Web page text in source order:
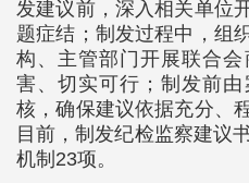
发建议前，深入相关单位
题症结；制发过程中，组
构、主管部门开展联合
害、切实可行；制发前
核，确保建议依据充分、
目前，制发纪检监察建议
机制23项。